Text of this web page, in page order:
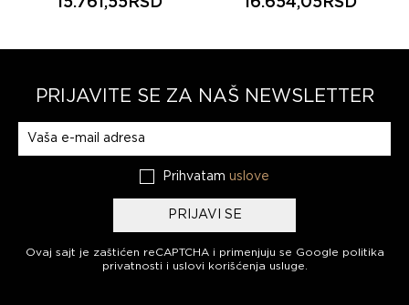
PRIJAVITE SE ZA NAŠ NEWSLETTER
Prihvatam uslove
PRIJAVI SE
Ovaj sajt je zaštićen reCAPTCHA i primenjuju se Google politika
privatnosti i uslovi korišćenja usluge